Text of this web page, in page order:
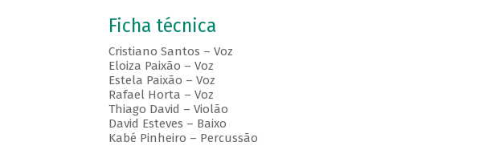
Ficha técnica
Cristiano Santos – Voz
Eloiza Paixão – Voz
Estela Paixão – Voz
Rafael Horta – Voz
Thiago David – Violão
David Esteves – Baixo
Kabé Pinheiro – Percussão